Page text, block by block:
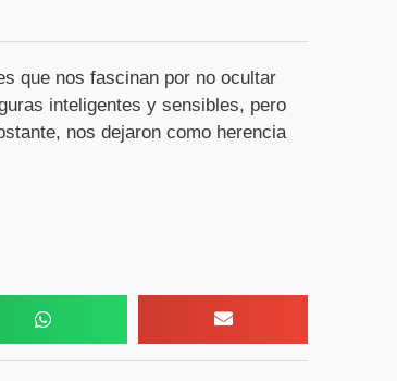
que nos fascinan por no ocultar
inteligentes y sensibles, pero
nos dejaron como herencia